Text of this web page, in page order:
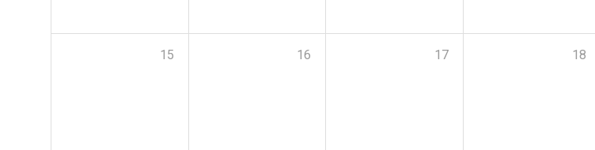
15 16 17 18